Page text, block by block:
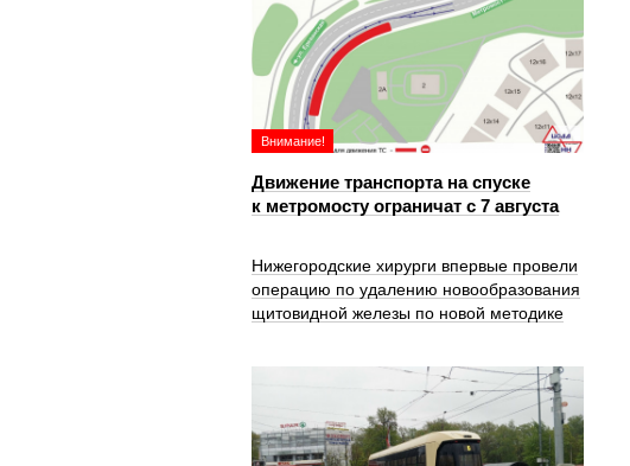
Внимание!
Движение транспорта на спуске
к метромосту ограничат с 7 августа
Нижегородские хирурги впервые провели
операцию по удалению новообразования
щитовидной железы по новой методике